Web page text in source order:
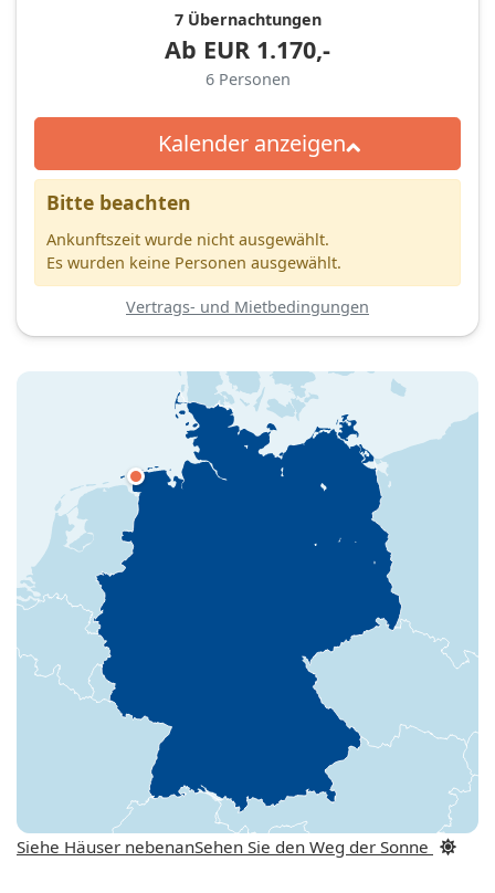
7 Übernachtungen
Ab EUR 1.170,-
6 Personen
Kalender anzeigen
Bitte beachten
Ankunftszeit wurde nicht ausgewählt.
Es wurden keine Personen ausgewählt.
Vertrags- und Mietbedingungen
Siehe Häuser nebenanSehen Sie den Weg der Sonne